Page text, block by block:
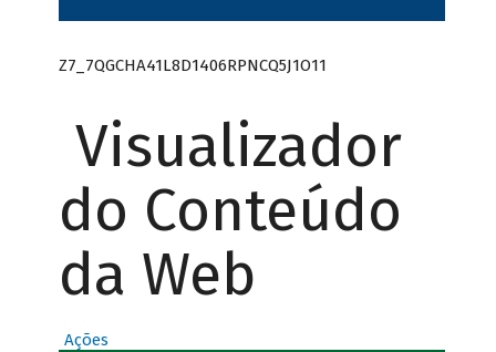
Z7_7QGCHA41L8D1406RPNCQ5J1O11
Visualizador
do Conteúdo
da Web
Ações